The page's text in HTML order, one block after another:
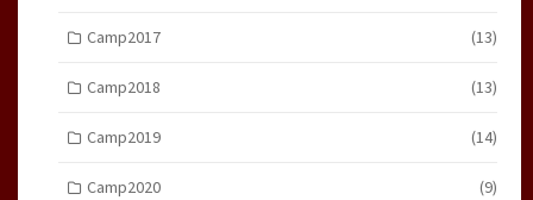
Camp2017 (13)
Camp2018 (13)
Camp2019 (14)
Camp2020 (9)